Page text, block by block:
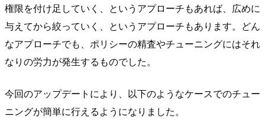
権限を付け足していく、というアプローチもあれば、広めに
与えてから絞っていく、というアプローチもあります。どん
なアプローチでも、ポリシーの精査やチューニングにはそれ
なりの労力が発生するものでした。
今回のアップデートにより、以下のようなケースでのチュー
ニングが簡単に行えるようになりました。